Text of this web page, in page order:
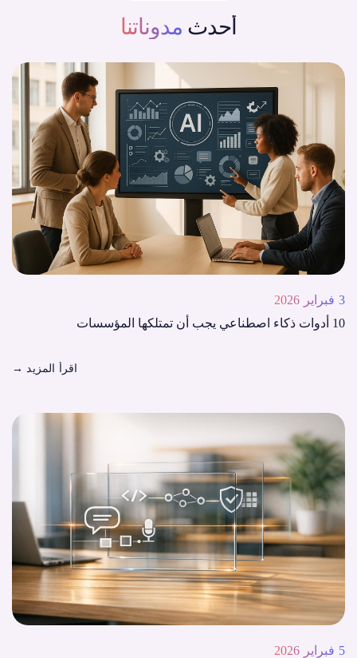
أحدث مدوناتنا
3 فبراير 2026
10 أدوات ذكاء اصطناعي يجب أن تمتلكها المؤسسات
اقرأ المزيد →
5 فبراير 2026